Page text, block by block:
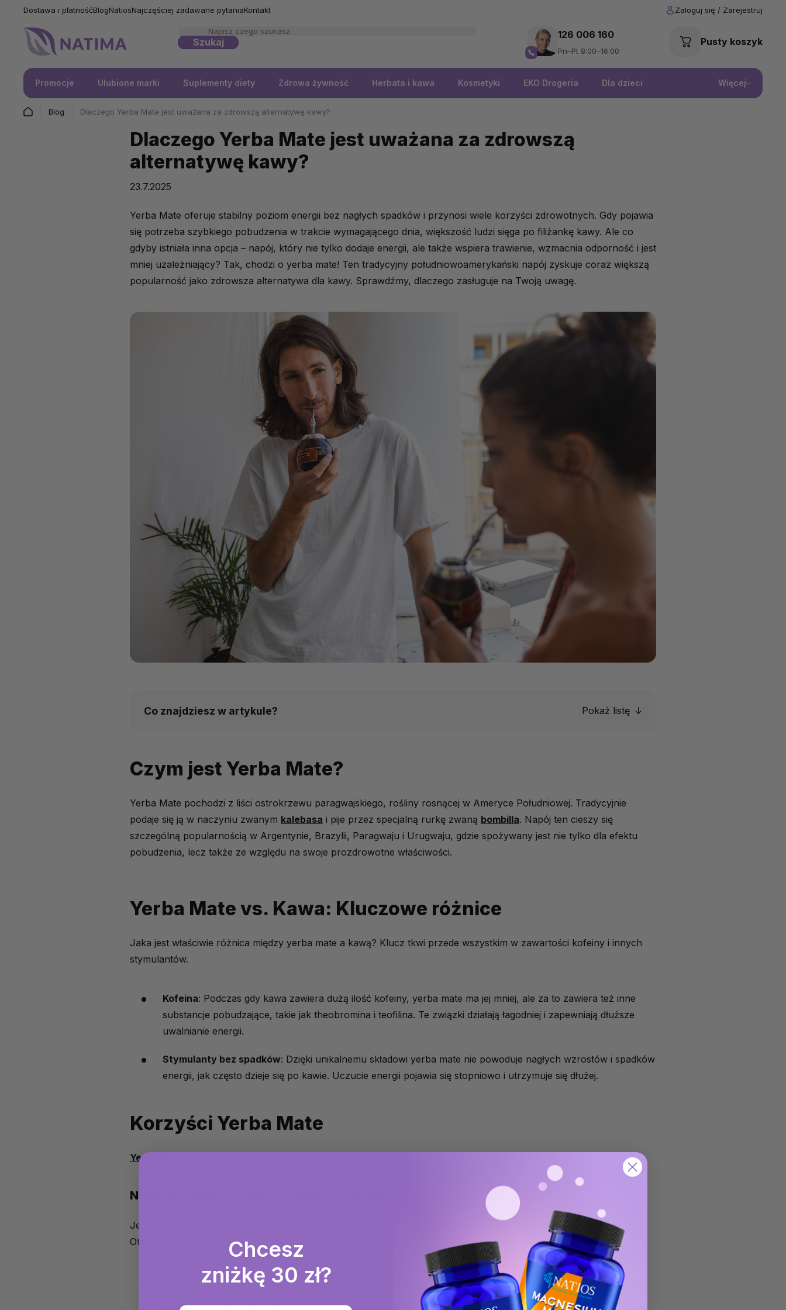
Dostawa i płatnośćBlogNatiosNajczęściej zadawane pytaniaKontakt
Szukaj Pusty koszyk
126 006 160
Pn–Pt 8:00–16:00
Promocje Ulubione marki Suplementy diety Zdrowa żywność Herbata i kawa Kosmetyki EKO Drogeria Dla dzieci Więcej
Blog Dlaczego Yerba Mate jest uważana za zdrowszą alternatywę kawy?
Dlaczego Yerba Mate jest uważana za zdrowszą
alternatywę kawy?
23.7.2025
Yerba Mate oferuje stabilny poziom energii bez nagłych spadków i przynosi wiele korzyści zdrowotnych. Gdy pojawia
się potrzeba szybkiego pobudzenia w trakcie wymagającego dnia, większość ludzi sięga po filiżankę kawy. Ale co
gdyby istniała inna opcja – napój, który nie tylko dodaje energii, ale także wspiera trawienie, wzmacnia odporność i jest
mniej uzależniający? Tak, chodzi o yerba mate! Ten tradycyjny południowoamerykański napój zyskuje coraz większą
popularność jako zdrowsza alternatywa dla kawy. Sprawdźmy, dlaczego zasługuje na Twoją uwagę.
Co znajdziesz w artykule? Pokaż listę
Yerba Mate vs. Kawa: Kluczowe różnice
Naturalne antyoksydanty i składniki odżywcze
Pozytywny wpływ na energię i koncentrację
Korzyści dla serca i naczyń krwionośnych
Jakie herbaty Yerba Mate znajdziesz u nas?
Yerba Mate jako zdrowsza alternatywa
Czym jest Yerba Mate?
Yerba Mate pochodzi z liści ostrokrzewu paragwajskiego, rośliny rosnącej w Ameryce Południowej. Tradycyjnie
podaje się ją w naczyniu zwanym kalebasa i pije przez specjalną rurkę zwaną bombilla. Napój ten cieszy się
szczególną popularnością w Argentynie, Brazylii, Paragwaju i Urugwaju, gdzie spożywany jest nie tylko dla efektu
pobudzenia, lecz także ze względu na swoje prozdrowotne właściwości.
Yerba Mate vs. Kawa: Kluczowe różnice
Jaka jest właściwie różnica między yerba mate a kawą? Klucz tkwi przede wszystkim w zawartości kofeiny i innych
stymulantów.
Kofeina: Podczas gdy kawa zawiera dużą ilość kofeiny, yerba mate ma jej mniej, ale za to zawiera też inne
substancje pobudzające, takie jak theobromina i teofilina. Te związki działają łagodniej i zapewniają dłuższe
uwalnianie energii.
Stymulanty bez spadków: Dzięki unikalnemu składowi yerba mate nie powoduje nagłych wzrostów i spadków
energii, jak często dzieje się po kawie. Uczucie energii pojawia się stopniowo i utrzymuje się dłużej.
Korzyści Yerba Mate
Yerba Mate oferuje szereg korzyści, które doceni nie tylko Twoje ciało, ale i umysł. Przyjrzyjmy się im dokładniej.
Naturalne antyoksydanty i składniki odżywcze
Jednym z głównych powodów, dlaczego yerba mate jest tak wyjątkowa, jest jej bogata zawartość antyoksydantów
Oto kilka z nich:
Polifenole: Te substancje pomagają zwalczać wolne rodniki i chronią komórki przed uszkodzeniem.
Chcesz
zniżkę 30 zł?